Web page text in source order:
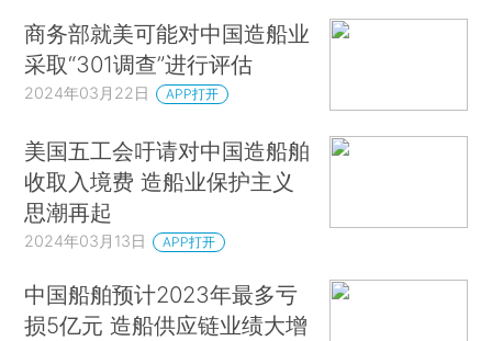
商务部就美可能对中国造船业
采取“301调查”进行评估
2024年03月22日 APP打开
美国五工会吁请对中国造船舶
收取入境费 造船业保护主义
思潮再起
2024年03月13日 APP打开
中国船舶预计2023年最多亏
损5亿元 造船供应链业绩大增